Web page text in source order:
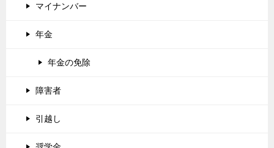
マイナンバー
年金
年金の免除
障害者
引越し